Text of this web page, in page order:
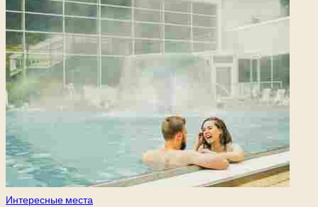
Опубликовано
Интересные места